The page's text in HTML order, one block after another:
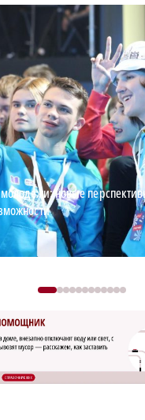
молодежи: новые